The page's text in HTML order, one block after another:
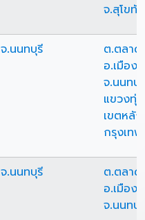
จ.สุโขทัย
จ.นนทบุรี
ต.ตลา
อ.เมือง
จ.นนทบุรี
แขวงทุ่
เขตหลั
กรุงเท
จ.นนทบุรี
ต.ตลา
อ.เมือง
จ.นนทบุรี